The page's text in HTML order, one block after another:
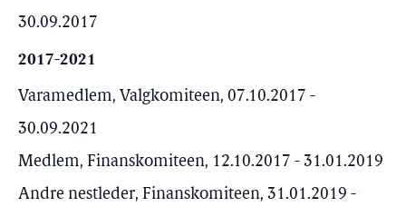
30.09.2017
2017-2021
Varamedlem, Valgkomiteen, 07.10.2017 -
30.09.2021
Medlem, Finanskomiteen, 12.10.2017 - 31.01.2019
Andre nestleder, Finanskomiteen, 31.01.2019 -